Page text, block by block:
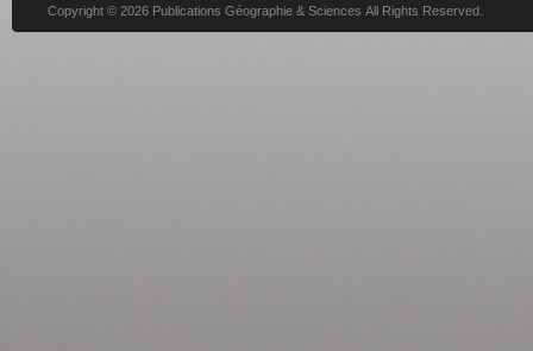
Copyright © 2026 Publications Géographie & Sciences All Rights Reserved.